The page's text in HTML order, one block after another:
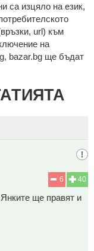
са изцялo нa eзик,
url) към
на
bazar.bg ще бъдат
40
6
ще правят и